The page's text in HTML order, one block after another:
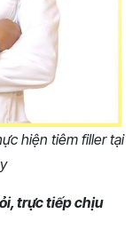
hiện tiêm filler tại
trực tiếp chịu